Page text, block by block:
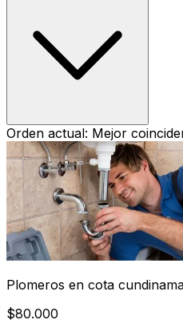
Orden actual: Mejor
Plomeros en cota
$80.000